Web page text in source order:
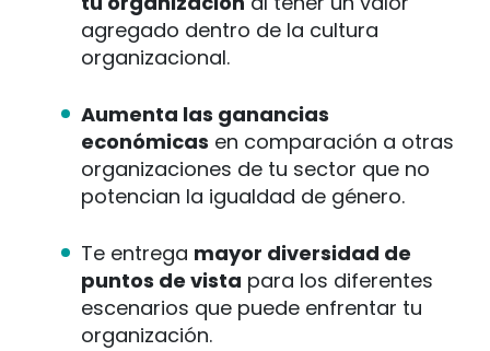
agregado dentro de la cultura
organizacional.
Aumenta las ganancias
económicas en comparación a otras
organizaciones de tu sector que no
potencian la igualdad de género.
Te entrega mayor diversidad de
puntos de vista para los diferentes
escenarios que puede enfrentar tu
organización.